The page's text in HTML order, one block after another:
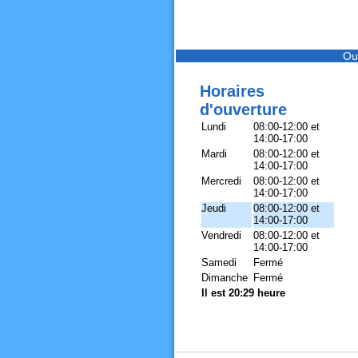
Horaires
d'ouverture
Lundi
08:00-12:00 et
14:00-17:00
Mardi
08:00-12:00 et
14:00-17:00
Mercredi
08:00-12:00 et
14:00-17:00
Jeudi
08:00-12:00 et
14:00-17:00
Vendredi
08:00-12:00 et
14:00-17:00
Samedi
Fermé
Dimanche
Fermé
Il est 20:29 heure